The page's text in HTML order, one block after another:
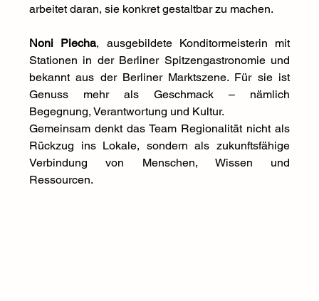
arbeitet daran, sie konkret gestaltbar zu machen.
Noni Piecha, ausgebildete Konditormeisterin mit
Stationen in der Berliner Spitzengastronomie und
bekannt aus der Berliner Marktszene. Für sie ist
Genuss mehr als Geschmack – nämlich
Begegnung, Verantwortung und Kultur.
Gemeinsam denkt das Team Regionalität nicht als
Rückzug ins Lokale, sondern als zukunftsfähige
Verbindung von Menschen, Wissen und
Ressourcen.